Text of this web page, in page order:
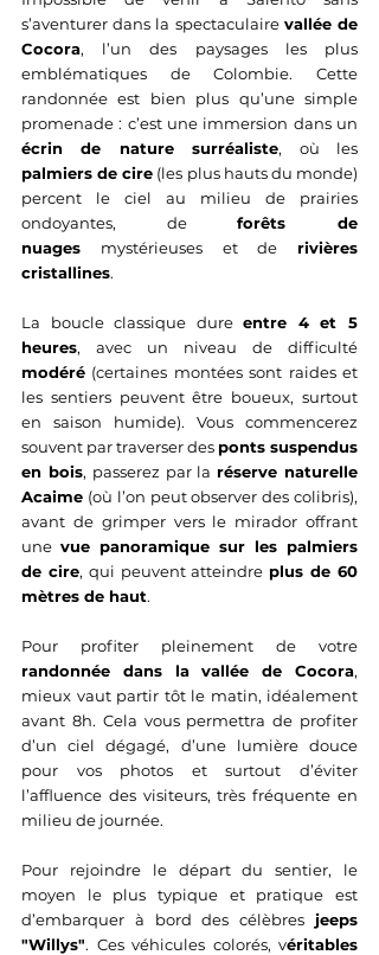
s’aventurer dans la spectaculaire vallée de
Cocora, l’un des paysages les plus
emblématiques de Colombie. Cette
randonnée est bien plus qu’une simple
écrin de nature surréaliste
palmiers de cire (les plus hauts du monde)
percent le ciel au milieu de prairies
ondoyantes, de forêts de
nuages mystérieuses et de rivières
cristallines.
La boucle classique dure entre 4 et 5
heures
modéré (certaines montées sont raides et
les sentiers peuvent être boueux, surtout
en saison humide). Vous commencerez
souvent par traverser des ponts suspendus
en bois, passerez par la réserve naturelle
Acaime (où l’on peut observer des colibris),
avant de grimper vers le mirador offrant
une vue panoramique sur les palmiers
de cire, qui peuvent atteindre plus de 60
mètres de haut.
randonnée dans la vallée de Cocora,
mieux vaut partir tôt le matin, idéalement
avant 8h. Cela vous permettra de profiter
d’un ciel dégagé, d’une lumière douce
pour vos photos et surtout d’éviter
l’affluence des visiteurs, très fréquente en
milieu de journée.
Pour rejoindre le départ du sentier, le
moyen le plus typique et pratique est
d’embarquer à bord des célèbres jeeps
"Willys". Ces véhicules colorés, véritables